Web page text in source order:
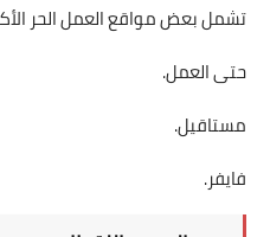
تشمل بعض مواقع العمل الحر
حتى العمل.
مستاقيل.
فايفر.